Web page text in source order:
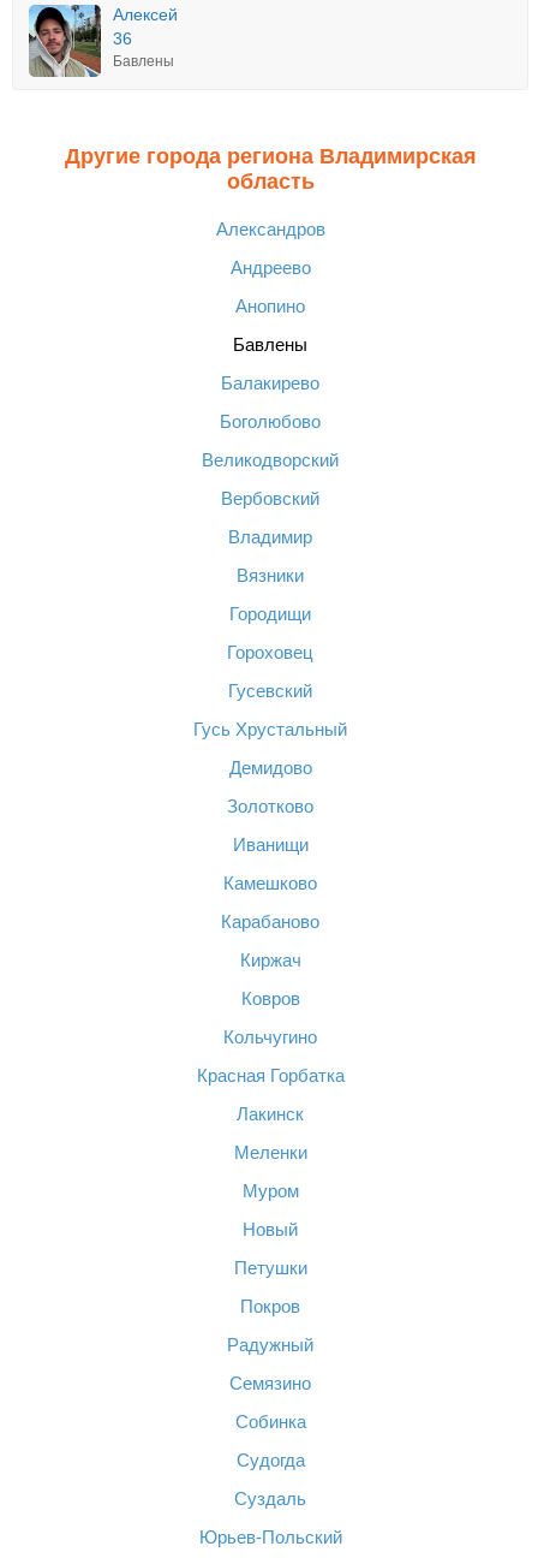
Алексей
36
Бавлены
Другие города региона Владимирская
область
Александров
Андреево
Анопино
Бавлены
Балакирево
Боголюбово
Великодворский
Вербовский
Владимир
Вязники
Городищи
Гороховец
Гусевский
Гусь Хрустальный
Демидово
Золотково
Иванищи
Камешково
Карабаново
Киржач
Ковров
Кольчугино
Красная Горбатка
Лакинск
Меленки
Муром
Новый
Петушки
Покров
Радужный
Семязино
Собинка
Судогда
Суздаль
Юрьев-Польский